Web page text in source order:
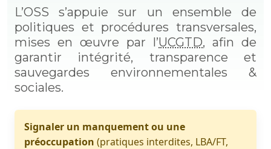
L’OSS s’appuie sur un ensemble de
politiques et procédures transversales,
mises en œuvre par l’UCGTD, afin de
garantir intégrité, transparence et
sauvegardes environnementales &
sociales.
Signaler un manquement ou une
préoccupation (pratiques interdites, LBA/FT,